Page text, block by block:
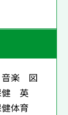
楽 図
健 英
体育